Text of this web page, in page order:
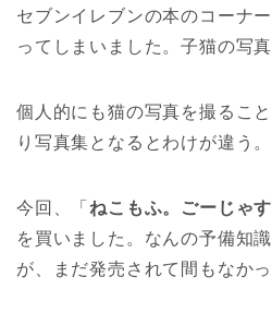
セブンイレブンの本のコーナ
ってしまいました。子猫の写真
個人的にも猫の写真を撮るこ
り写真集となるとわけが違う
今回、「 ねこもふ。ごーじゃす
を買いました。なんの予備知
が、まだ発売されて間もなかっ